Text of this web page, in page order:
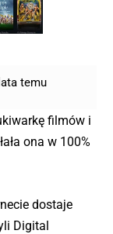
temu
filmów i
ona w 100%
dostaje
Digital